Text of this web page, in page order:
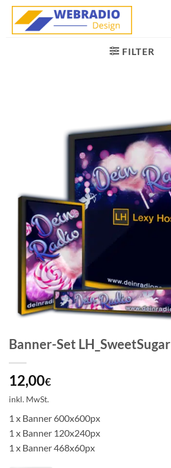
FILTER
Banner-Set LH_SweetSugar
12,00€
inkl. MwSt.
1 x Banner 600x600px
1 x Banner 120x240px
1 x Banner 468x60px